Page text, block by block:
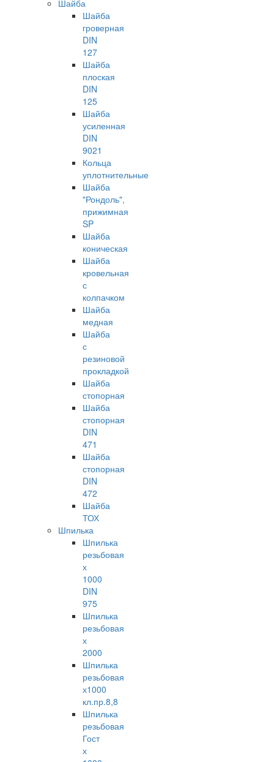
Шайба
Шайба
гроверная
DIN
127
Шайба
плоская
DIN
125
Шайба
усиленная
DIN
9021
Кольца
уплотнительные
Шайба
"Рондоль",
прижимная
SP
Шайба
коническая
Шайба
кровельная
с
колпачком
Шайба
медная
Шайба
с
резиновой
прокладкой
Шайба
стопорная
Шайба
стопорная
DIN
471
Шайба
стопорная
DIN
472
Шайба
ТОХ
Шпилька
Шпилька
резьбовая
х
1000
DIN
975
Шпилька
резьбовая
х
2000
Шпилька
резьбовая
х1000
кл.пр.8,8
Шпилька
резьбовая
Гост
х